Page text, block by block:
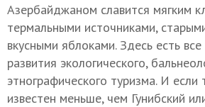
Азербайджаном славится мягким
термальными источниками,
вкусными яблоками. Здесь есть
развития экологического,
этнографического туризма. И если
известен меньше, чем Гунибский